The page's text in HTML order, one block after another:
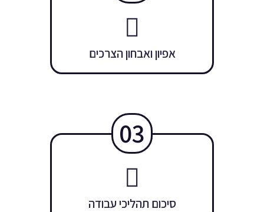
אפיון ואבחון הצרכים
03
סיכום תהליכי עבודה